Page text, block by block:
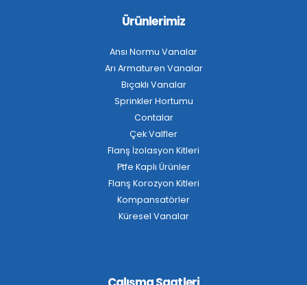
Ürünlerimiz
Ansı Normu Vanalar
Arı Armaturen Vanalar
Bıçaklı Vanalar
Sprinkler Hortumu
Contalar
Çek Valfler
Flanş İzolasyon Kitleri
Ptfe Kaplı Ürünler
Flanş Korozyon Kitleri
Kompansatörler
Küresel Vanalar